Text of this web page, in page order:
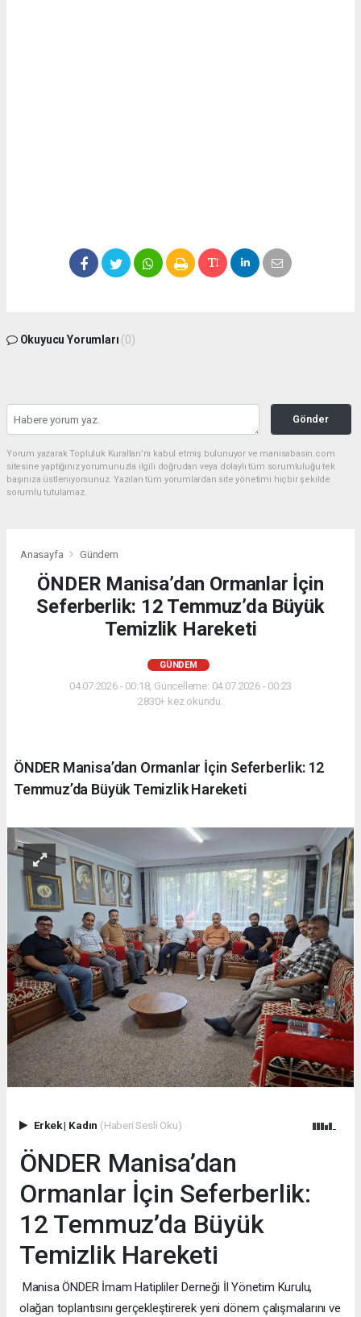
Okuyucu Yorumları (0)
Gönder
Yorum yazarak Topluluk Kuralları’nı kabul etmiş bulunuyor ve manisabasin.com
sitesine yaptığınız yorumunuzla ilgili doğrudan veya dolaylı tüm sorumluluğu tek
başınıza üstleniyorsunuz. Yazılan tüm yorumlardan site yönetimi hiçbir şekilde
sorumlu tutulamaz.
Anasayfa Gündem
ÖNDER Manisa’dan Ormanlar İçin
Seferberlik: 12 Temmuz’da Büyük
Temizlik Hareketi
GÜNDEM
04.07.2026 - 00:18, Güncelleme: 04.07.2026 - 00:23
2830+ kez okundu.
ÖNDER Manisa’dan Ormanlar İçin Seferberlik: 12
Temmuz’da Büyük Temizlik Hareketi
Erkek| Kadın (Haberi Sesli Oku)
ÖNDER Manisa’dan
Ormanlar İçin Seferberlik:
12 Temmuz’da Büyük
Temizlik Hareketi
Manisa ÖNDER İmam Hatipliler Derneği İl Yönetim Kurulu,
olağan toplantısını gerçekleştirerek yeni dönem çalışmalarını ve